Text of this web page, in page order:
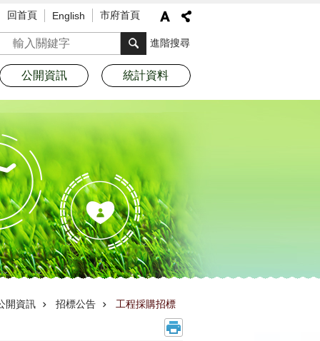
回首頁 English 市府首頁
搜尋 進階搜尋
公開資訊 統計資料
開資訊 招標公告 工程採購招標